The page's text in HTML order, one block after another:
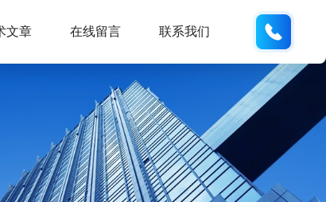
文章 在线留言 联系我们